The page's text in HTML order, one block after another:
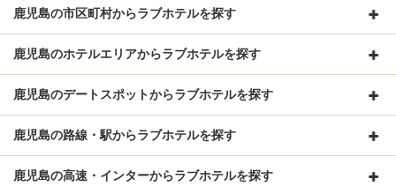
鹿児島の市区町村からラブホテルを探す
鹿児島のホテルエリアからラブホテルを探す
鹿児島のデートスポットからラブホテルを探す
鹿児島の路線・駅からラブホテルを探す
鹿児島の高速・インターからラブホテルを探す